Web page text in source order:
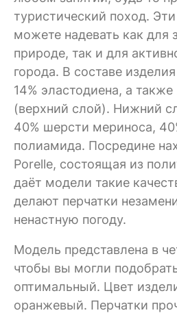
туристический поход.
можете надевать как для
природе, так и для
города. В составе
14% эластодиена, а также
(верхний слой). Нижний
40% шерсти мериноса,
полиамида. Посредине
Porelle, состоящая из
даёт модели такие
делают перчатки
ненастную погоду.
Модель представлена в
чтобы вы могли
оптимальный. Цвет
оранжевый. Перчатки